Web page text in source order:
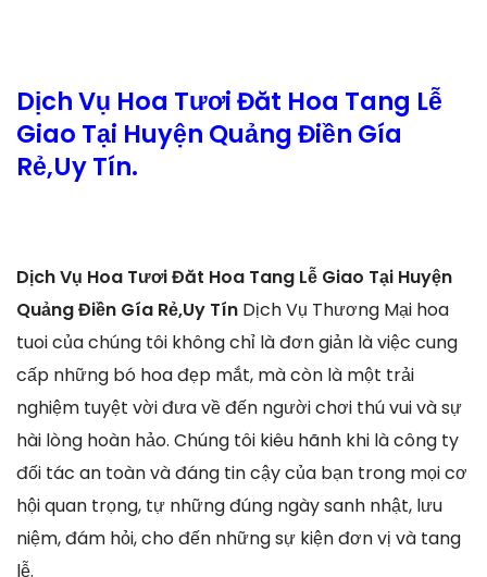
Dịch Vụ Hoa Tươi Đăt Hoa Tang Lễ
Giao Tại Huyện Quảng Điền Gía
Rẻ,Uy Tín.
Dịch Vụ Hoa Tươi Đăt Hoa Tang Lễ Giao Tại Huyện
Quảng Điền Gía Rẻ,Uy Tín Dịch Vụ Thương Mại hoa
tuoi của chúng tôi không chỉ là đơn giản là việc cung
cấp những bó hoa đẹp mắt, mà còn là một trải
nghiệm tuyệt vời đưa về đến người chơi thú vui và sự
hài lòng hoàn hảo. Chúng tôi kiêu hãnh khi là công ty
đối tác an toàn và đáng tin cậy của bạn trong mọi cơ
hội quan trọng, tự những đúng ngày sanh nhật, lưu
niệm, đám hỏi, cho đến những sự kiện đơn vị và tang
lễ.